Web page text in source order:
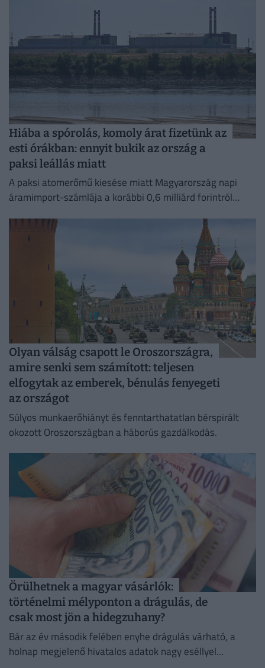
Hiába a spórolás, komoly árat fizetünk az
esti órákban: ennyit bukik az ország a
paksi leállás miatt
A paksi atomerőmű kiesése miatt Magyarország napi
áramimport-számlája a korábbi 0,6 milliárd forintról
Olyan válság csapott le Oroszországra,
amire senki sem számított: teljesen
elfogytak az emberek, bénulás fenyegeti
az országot
Súlyos munkaerőhiányt és fenntarthatatlan bérspirált
okozott Oroszországban a háborús gazdálkodás.
Örülhetnek a magyar vásárlók:
történelmi mélyponton a drágulás, de
csak most jön a hidegzuhany?
Bár az év második felében enyhe drágulás várható, a
holnap megjelenő hivatalos adatok nagy eséllyel